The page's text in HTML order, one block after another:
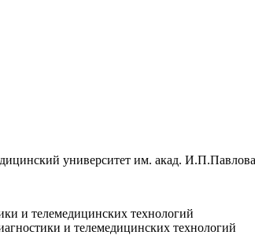
университет им. акад.
и телемедицинских технологий
и телемедицинских технологий